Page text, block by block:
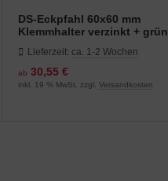
DS-Eckpfahl 60x60 mm
Klemmhalter verzinkt + grün
Lieferzeit: ca. 1-2 Wochen
ab 30,55 €
inkl. 19 % MwSt. zzgl.Versandkosten